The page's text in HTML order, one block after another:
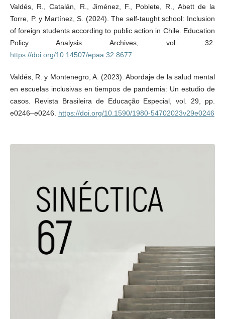
Valdés, R., Catalán, R., Jiménez, F., Poblete, R., Abett de la
Torre, P. y Martínez, S. (2024). The self-taught school: Inclusion
of foreign students according to public action in Chile. Education
Policy Analysis Archives, vol. 32.
https://doi.org/10.14507/epaa.32.8677
Valdés, R. y Montenegro, A. (2023). Abordaje de la salud mental
en escuelas inclusivas en tiempos de pandemia: Un estudio de
casos. Revista Brasileira de Educação Especial, vol. 29, pp.
e0246–e0246. https://doi.org/10.1590/1980-54702023v29e0246